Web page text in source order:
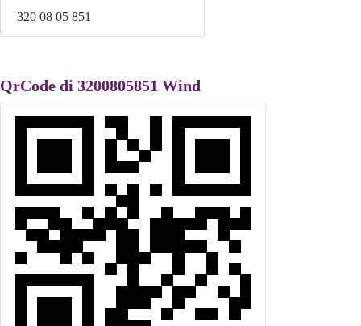
320 08 05 851
QrCode di 3200805851 Wind